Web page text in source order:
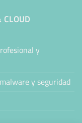
y
y seguridad